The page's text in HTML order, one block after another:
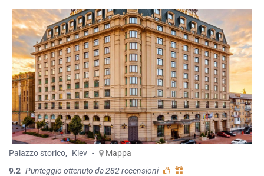
Palazzo storico, Kiev -
Mappa
9.2 Punteggio ottenuto da 282 recensioni